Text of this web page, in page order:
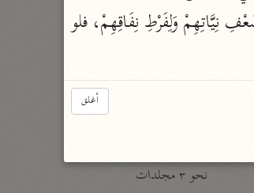
نحو مجلد
نحو ٣ مجلدات
الْمُفَسِّرِينَ: أَيْ وَمَا احْتَبَسُوا عَنْ فِتْنَة الشِّرْكِ إِلَّا قَلِيلًا وَلَأَجَابُوا بِالشِّرْكِ مُسْرِعِينَ، وَذَلِكَ لِضَعْفِ نِيَّاتِهِمْ وَلِفَرْطِ نِفَاقِهِمْ، فلو
أغلق